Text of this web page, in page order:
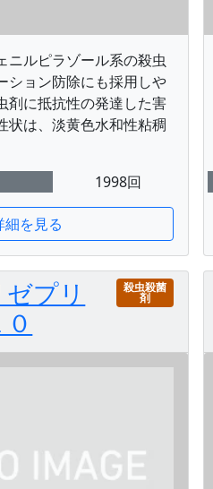
ニルピラゾール系の殺虫
ション防除にも採用しや
剤に抵抗性の発達した害
状は、淡黄色水和性粘稠
1998回
細を見る
プリ
殺虫殺菌
剤